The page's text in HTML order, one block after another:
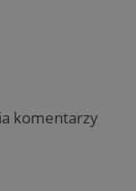
komentarzy